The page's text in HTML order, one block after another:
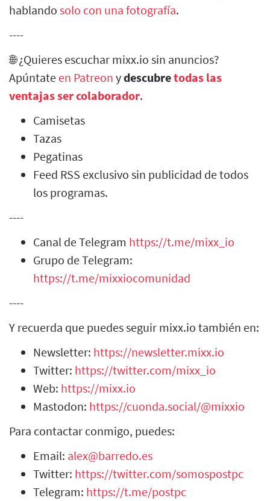
hablando solo con una fotografía.
----
🌐 ¿Quieres escuchar mixx.io sin anuncios?
Apúntate en Patreon ydescubretodas las
ventajas ser colaborador.
Camisetas
Tazas
Pegatinas
Feed RSS exclusivo sin publicidad de todos
los programas.
----
Canal de Telegram https://t.me/mixx_io
Grupo de Telegram:
https://t.me/mixxiocomunidad
----
Y recuerda que puedes seguir mixx.io también en:
Newsletter: https://newsletter.mixx.io
Twitter: https://twitter.com/mixx_io
Web: https://mixx.io
Mastodon: https://cuonda.social/@mixxio
Para contactar conmigo, puedes:
Email: alex@barredo.es
Twitter: https://twitter.com/somospostpc
Telegram: https://t.me/postpc